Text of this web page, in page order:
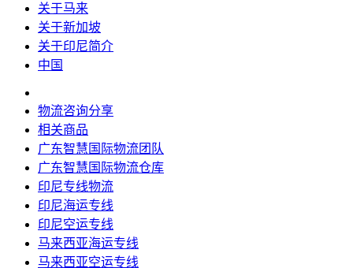
关于马来
关于新加坡
关于印尼简介
中国
物流咨询分享
相关商品
广东智慧国际物流团队
广东智慧国际物流仓库
印尼专线物流
印尼海运专线
印尼空运专线
马来西亚海运专线
马来西亚空运专线